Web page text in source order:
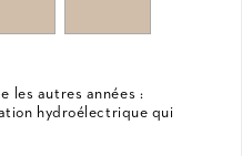
les autres années :
hydroélectrique qui